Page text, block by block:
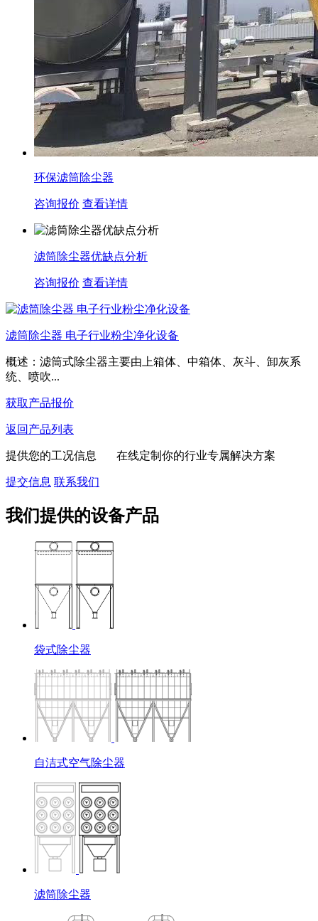
环保滤筒除尘器
咨询报价 查看详情
滤筒除尘器优缺点分析
咨询报价 查看详情
滤筒除尘器 电子行业粉尘净化设备
概述：滤筒式除尘器主要由上箱体、中箱体、灰斗、卸灰系
统、喷吹...
获取产品报价
返回产品列表
提供您的工况信息 在线定制你的行业专属解决方案
提交信息 联系我们
我们提供的设备产品
袋式除尘器
自洁式空气除尘器
滤筒除尘器